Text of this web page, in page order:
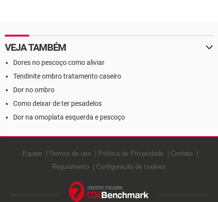
VEJA TAMBÉM
Dores no pescoço como aliviar
Tendinite ombro tratamento caseiro
Dor no ombro
Como deixar de ter pesadelos
Dor na omoplata esquerda e pescoço
Equipe Termos de uso Política de Privacidade
Contato
Regulamento
Configuração de cookies